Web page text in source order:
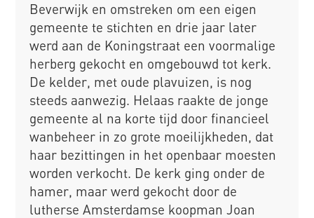
Beverwijk en omstreken om een eigen
gemeente te stichten en drie jaar later
werd aan de Koningstraat een voormalige
herberg gekocht en omgebouwd tot kerk.
De kelder, met oude plavuizen, is nog
steeds aanwezig. Helaas raakte de jonge
gemeente al na korte tijd door financieel
wanbeheer in zo grote moeilijkheden, dat
haar bezittingen in het openbaar moesten
worden verkocht. De kerk ging onder de
hamer, maar werd gekocht door de
lutherse Amsterdamse koopman Joan